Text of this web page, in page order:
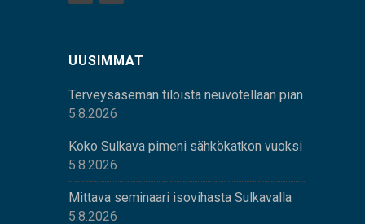
UUSIMMAT
Terveysaseman tiloista neuvotellaan pian
5.8.2026
Koko Sulkava pimeni sähkökatkon vuoksi
5.8.2026
Mittava seminaari isovihasta Sulkavalla
5.8.2026